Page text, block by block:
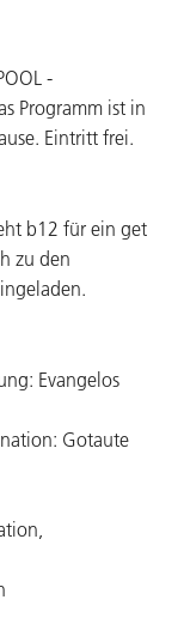
-
Programm ist in
Eintritt frei.
b12 für ein get
zu den
Evangelos
Gotaute